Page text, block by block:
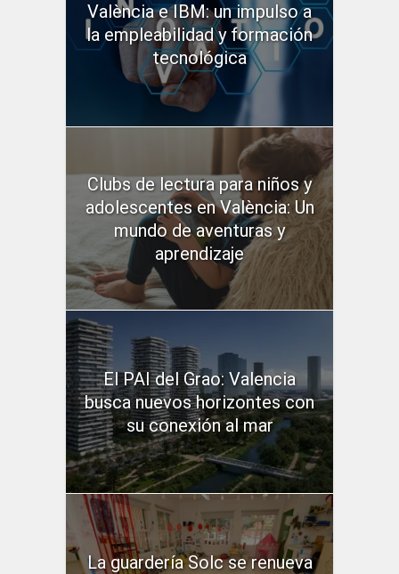
València e IBM: un impulso a
la empleabilidad y formación
tecnológica
Clubs de lectura para niños y
adolescentes en València: Un
mundo de aventuras y
aprendizaje
El PAI del Grao: Valencia
busca nuevos horizontes con
su conexión al mar
La guardería Solc se renueva